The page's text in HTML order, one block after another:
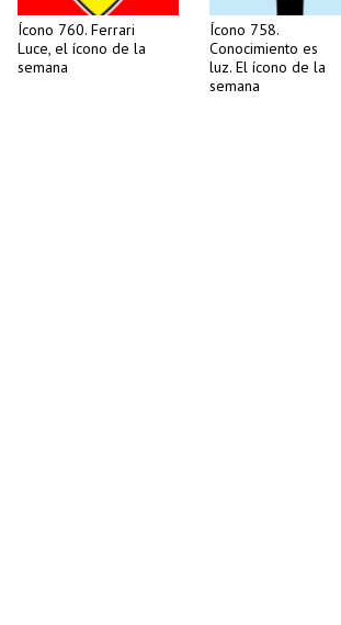
Ícono 760. Ferrari
Luce, el ícono de la
semana
Ícono 758.
Conocimiento es
luz. El ícono de la
semana